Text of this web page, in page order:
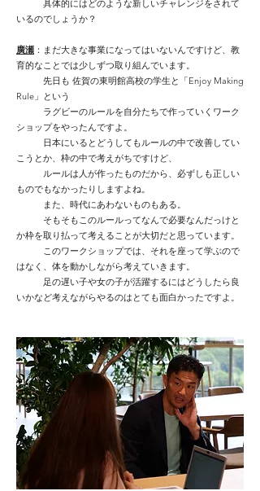
具体的にはどのような新しいチャレンジをされて
いるのでしょうか？
廣瀬 ：まだ大きな事業になってはいないんですけど、教
育的なことでは少しずつ取り組んでいます。
先日も 佐賀の東明館高校の学生と「Enjoy Making
Rule」という
ラグビーのルールを自分たちで作っていくワーク
ショップをやったんですよ。
日本にいるとどうしてもルールの中で改善してい
こうとか、枠の中で考えがちですけど、
ルールは人が作ったものだから、必ずしも正しい
ものでもなかったりしますよね。
また、時代にあわないものもある。
そもそもこのルールってなんで必要なんだっけと
か枠を取り払って考えることが大切だと思っています。
このワークショップでは、それを座って学ぶので
はなく、体を動かしながら考えていきます。
足の遅い子や女の子が活躍するにはどうしたら良
いかなど考えながらやるのはとても面白かったですよ。